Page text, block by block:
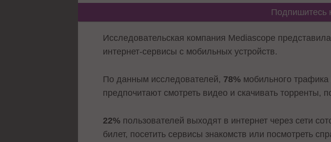
Подпишитесь
Исследовательская компания Mediascope
интернет-сервисы с мобильных устройств.
По данным исследователей, 78% мобильного трафика
предпочитают смотреть видео и скачивать
22% пользователей выходят в интернет через сети
билет, посетить сервисы знакомств или посмотреть